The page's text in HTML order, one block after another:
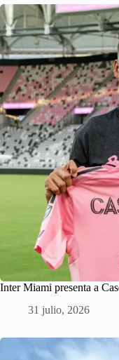
Inter Miami presenta a
31 julio, 2026